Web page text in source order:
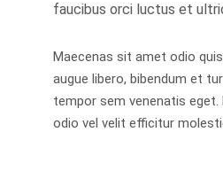
faucibus orci luctus et
Maecenas sit amet odio
augue libero, bibendum et
tempor sem venenatis
odio vel velit efficitur